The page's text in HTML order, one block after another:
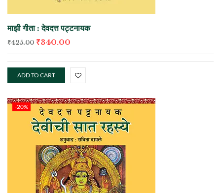
माझी गीता : देवदत्त पट्टनायक
₹425.00 ₹340.00
ADD TO CART
-20%